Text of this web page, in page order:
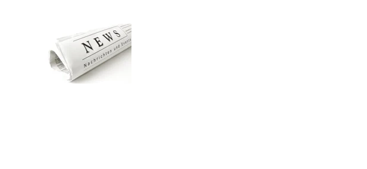
Zum Hauptinhalt springen